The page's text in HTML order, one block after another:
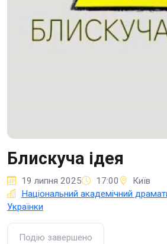
Блискуча ідея
19 липня 2025 17:00
Київ
Національний академічний
Українки
Подію завершено